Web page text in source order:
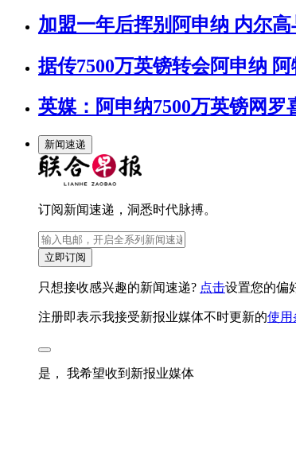
加盟一年后挥别阿申纳 内尔
据传7500万英镑转会阿申纳
英媒：阿申纳7500万英镑网罗
新闻速递
订阅新闻速递，洞悉时代脉搏。
立即订阅
只想接收感兴趣的新闻速递? 点击设置您的偏
注册即表示我接受新报业媒体不时更新的使用
是， 我希望收到新报业媒体